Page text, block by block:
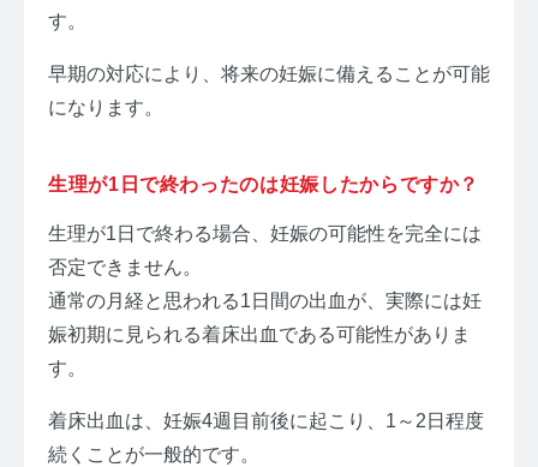
す。
早期の対応により、将来の妊娠に備えることが可能
になります。
生理が1日で終わったのは妊娠したからですか？
生理が1日で終わる場合、妊娠の可能性を完全には
否定できません。
通常の月経と思われる1日間の出血が、実際には妊
娠初期に見られる着床出血である可能性がありま
す。
着床出血は、妊娠4週目前後に起こり、1～2日程度
続くことが一般的です。